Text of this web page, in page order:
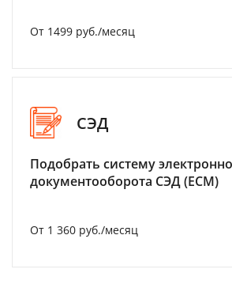
От 1499 руб./месяц
СЭД
Подобрать систему
документооборота СЭД (ECM)
От 1 360 руб./месяц